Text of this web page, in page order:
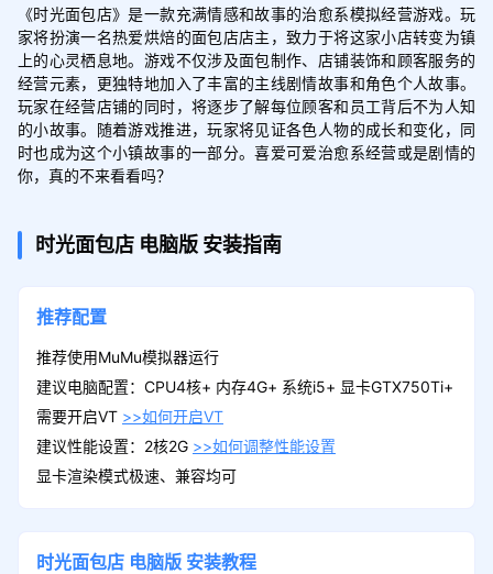
《时光面包店》是一款充满情感和故事的治愈系模拟经营游戏。玩
家将扮演一名热爱烘焙的面包店店主，致力于将这家小店转变为镇
上的心灵栖息地。游戏不仅涉及面包制作、店铺装饰和顾客服务的
经营元素，更独特地加入了丰富的主线剧情故事和角色个人故事。
玩家在经营店铺的同时，将逐步了解每位顾客和员工背后不为人知
的小故事。随着游戏推进，玩家将见证各色人物的成长和变化，同
时也成为这个小镇故事的一部分。喜爱可爱治愈系经营或是剧情的
你，真的不来看看吗？
时光面包店 电脑版 安装指南
推荐配置
推荐使用MuMu模拟器运行
建议电脑配置：CPU4核+ 内存4G+ 系统i5+ 显卡GTX750Ti+
需要开启VT >>如何开启VT
建议性能设置：2核2G >>如何调整性能设置
显卡渲染模式极速、兼容均可
时光面包店 电脑版 安装教程